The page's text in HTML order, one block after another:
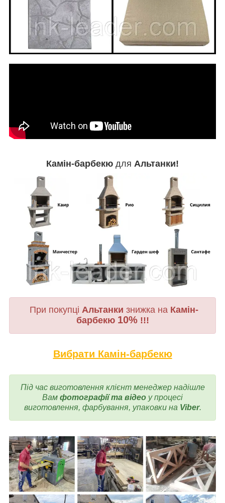
Камін-барбекю для Альтанки!
При покупці Альтанки знижка на Камін-
барбекю 10%!!!
Вибрати Камін-барбекю
Під час виготовлення клієнт менеджер надішле
Вам фотографії та відео у процесі
виготовлення, фарбування, упаковки на Viber.